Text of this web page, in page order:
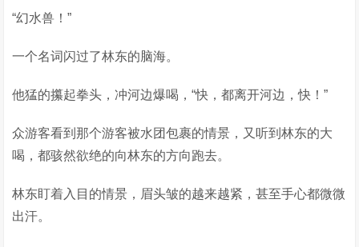
“幻水兽！”
一个名词闪过了林东的脑海。
他猛的攥起拳头，冲河边爆喝，“快，都离开河边，快！”
众游客看到那个游客被水团包裹的情景，又听到林东的大
喝，都骇然欲绝的向林东的方向跑去。
林东盯着入目的情景，眉头皱的越来越紧，甚至手心都微微
出汗。